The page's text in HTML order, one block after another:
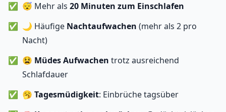
😴 Mehr als 20 Minuten zum Einschlafen
🌙 Häufige Nachtaufwachen (mehr als 2 pro
Nacht)
😫 Müdes Aufwachen trotz ausreichend
Schlafdauer
🥱 Tagesmüdigkeit: Einbrüche tagsüber